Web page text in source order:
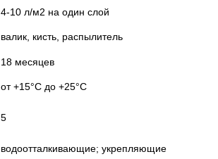
4-10 л/м2 на один слой
валик, кисть, распылитель
18 месяцев
от +15°С до +25°С
5
водоотталкивающие; укрепляющие